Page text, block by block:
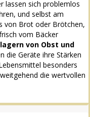
lassen sich problemlos
und selbst am
von Brot oder Brötchen,
vom Bäcker
von Obst und
die Geräte ihre Stärken
besonders
die wertvollen